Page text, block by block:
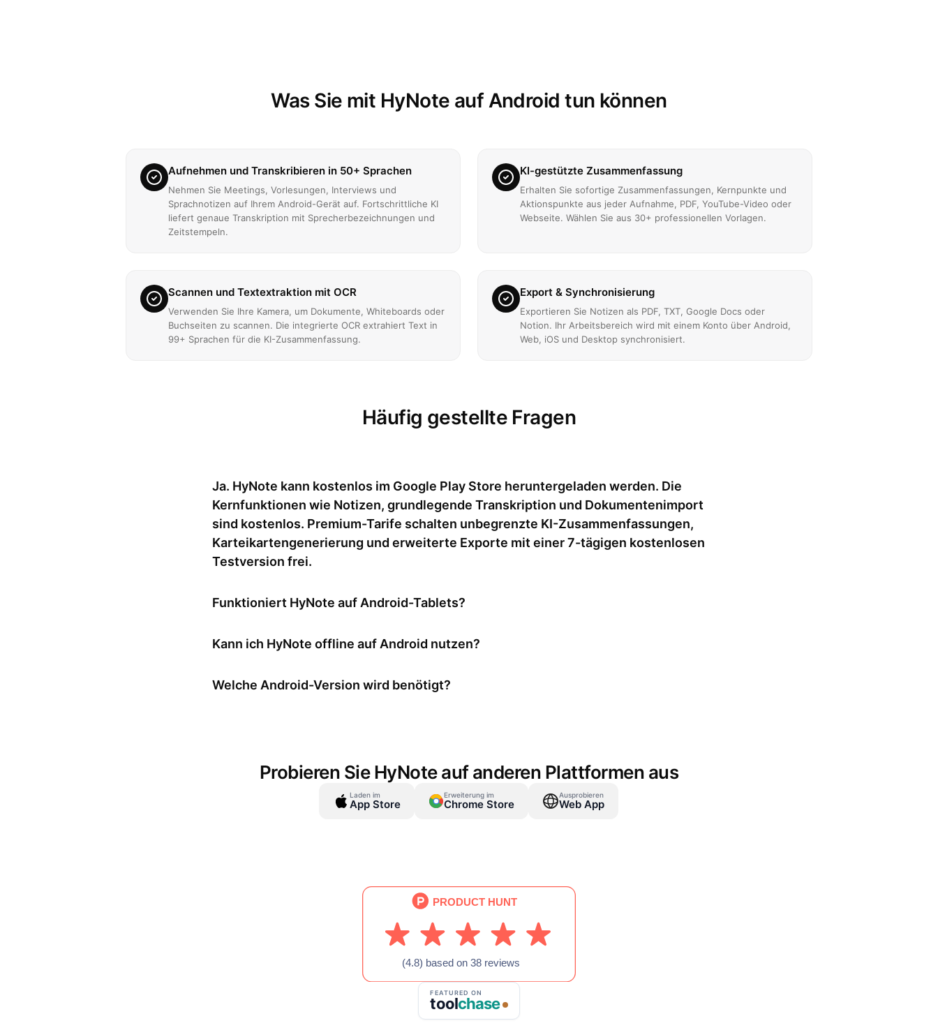
Was Sie mit HyNote auf Android tun können
Aufnehmen und Transkribieren in 50+ Sprachen
Nehmen Sie Meetings, Vorlesungen, Interviews und
Sprachnotizen auf Ihrem Android-Gerät auf. Fortschrittliche KI
liefert genaue Transkription mit Sprecherbezeichnungen und
Zeitstempeln.
KI-gestützte Zusammenfassung
Erhalten Sie sofortige Zusammenfassungen, Kernpunkte und
Aktionspunkte aus jeder Aufnahme, PDF, YouTube-Video oder
Webseite. Wählen Sie aus 30+ professionellen Vorlagen.
Scannen und Textextraktion mit OCR
Verwenden Sie Ihre Kamera, um Dokumente, Whiteboards oder
Buchseiten zu scannen. Die integrierte OCR extrahiert Text in
99+ Sprachen für die KI-Zusammenfassung.
Export & Synchronisierung
Exportieren Sie Notizen als PDF, TXT, Google Docs oder
Notion. Ihr Arbeitsbereich wird mit einem Konto über Android,
Web, iOS und Desktop synchronisiert.
Häufig gestellte Fragen
Ja. HyNote kann kostenlos im Google Play Store heruntergeladen werden. Die
Kernfunktionen wie Notizen, grundlegende Transkription und Dokumentenimport
sind kostenlos. Premium-Tarife schalten unbegrenzte KI-Zusammenfassungen,
Karteikartengenerierung und erweiterte Exporte mit einer 7-tägigen kostenlosen
Testversion frei.
Funktioniert HyNote auf Android-Tablets?
größeren Bildschirm optimal zum Lesen von Notizen, Anzeigen von Transkripten und Multitasking nutzt.
Kann ich HyNote offline auf Android nutzen?
einschließlich Transkription, Zusammenfassung und Notizensynchronisierung – basieren auf Cloud-
Welche Android-Version wird benötigt?
Probieren Sie HyNote auf anderen Plattformen aus
Laden im
App Store
Erweiterung im
Chrome Store
Ausprobieren
Web App
FEATURED ON
toolchase